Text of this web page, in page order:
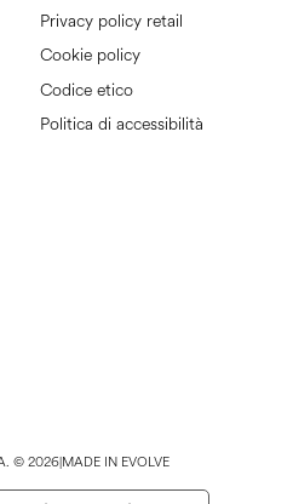
Privacy policy retail
Cookie policy
Codice etico
Politica di accessibilità
© 2026|MADE IN EVOLVE